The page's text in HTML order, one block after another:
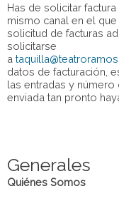
Has de solicitar
mismo canal en el
solicitud de facturas
solicitarse
a
datos de facturación,
las entradas y
enviada tan pronto
Generales
Quiénes Somos